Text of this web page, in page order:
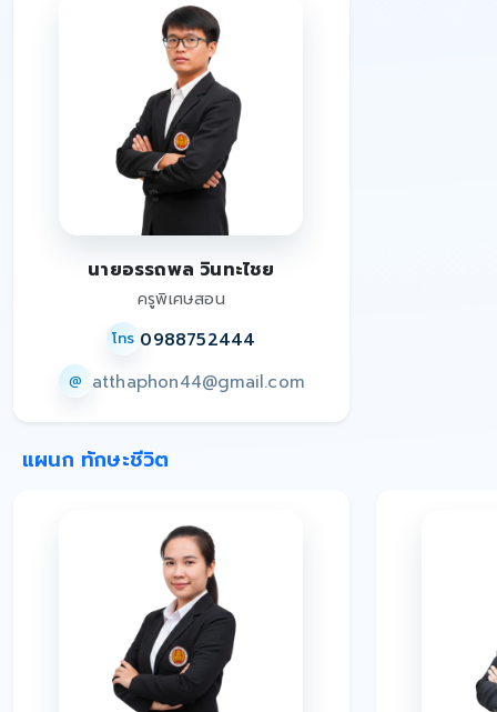
นายอรรถพล วินทะไชย
ครูพิเศษสอน
โทร 0988752444
@ atthaphon44@gmail.com
แผนก ทักษะชีวิต